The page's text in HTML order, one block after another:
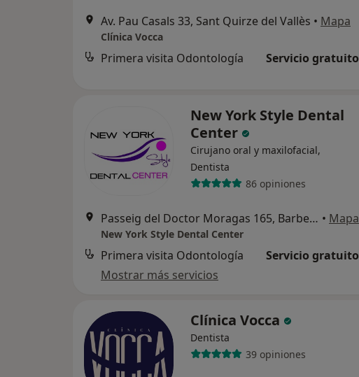
Av. Pau Casals 33, Sant Quirze del Vallès • Mapa
Clínica Vocca
Primera visita Odontología Servicio gratuito
New York Style Dental
Center
Cirujano oral y maxilofacial,
Dentista
86 opiniones
Passeig del Doctor Moragas 165, Barberà del Vallès • Mapa
New York Style Dental Center
Primera visita Odontología
Servicio gratuito
Mostrar más servicios
Clínica Vocca
Dentista
39 opiniones